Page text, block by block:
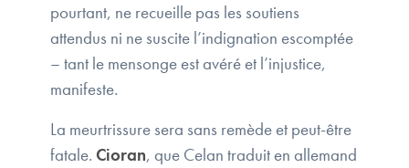
pourtant, ne recueille pas les soutiens
attendus ni ne suscite l’indignation escomptée
– tant le mensonge est avéré et l’injustice,
manifeste.
La meurtrissure sera sans remède et peut-être
fatale. Cioran, que Celan traduit en allemand